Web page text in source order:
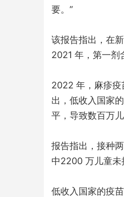
要。”
该报告指出，在
2021 年，第一剂
2022 年，麻疹疫
出，低收入国家
平，导致数百万
报告指出，接种
中2200 万儿童未
低收入国家的疫